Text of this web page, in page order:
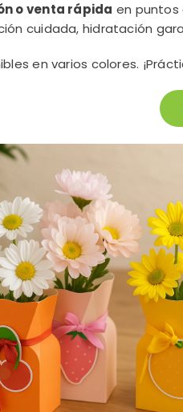
o venta rápida en puntos
cuidada, hidratación
en varios colores.